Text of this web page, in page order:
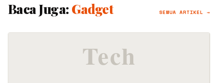
Baca Juga: Gadget SEMUA ARTIKEL →